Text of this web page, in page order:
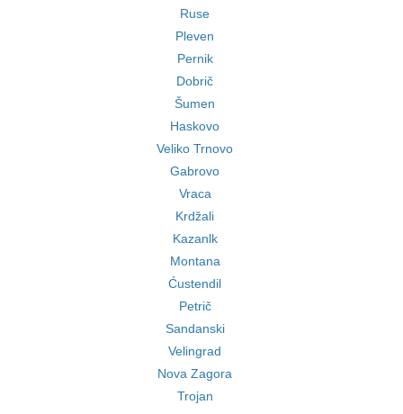
Ruse
Pleven
Pernik
Dobrič
Šumen
Haskovo
Veliko Trnovo
Gabrovo
Vraca
Krdžali
Kazanlk
Montana
Ćustendil
Petrič
Sandanski
Velingrad
Nova Zagora
Trojan